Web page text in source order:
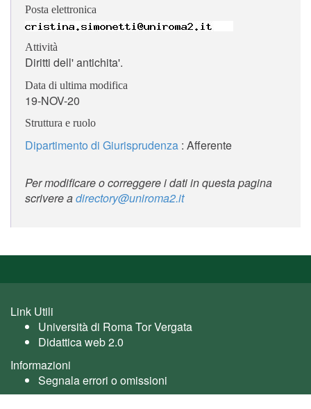
Posta elettronica
Attività
Diritti dell' antichita'.
Data di ultima modifica
19-NOV-20
Struttura e ruolo
Dipartimento di Giurisprudenza : Afferente
Per modificare o correggere i dati in questa pagina
scrivere adirectory@uniroma2.it
Link Utili
Università di Roma Tor Vergata
Didattica web 2.0
Informazioni
Segnala errori o omissioni